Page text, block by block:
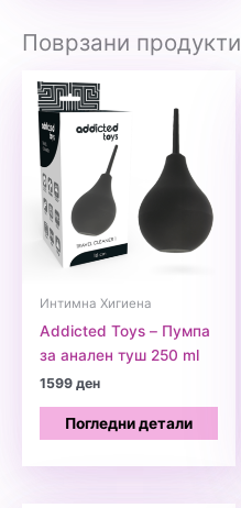
Поврзани продукти
Интимна Хигиена
Addicted Toys – Пумпа
за анален туш 250 ml
1599ден
Погледни детали